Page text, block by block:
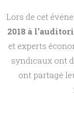
Lors de cet
2018 à
et experts
syndicaux ont
ont partagé